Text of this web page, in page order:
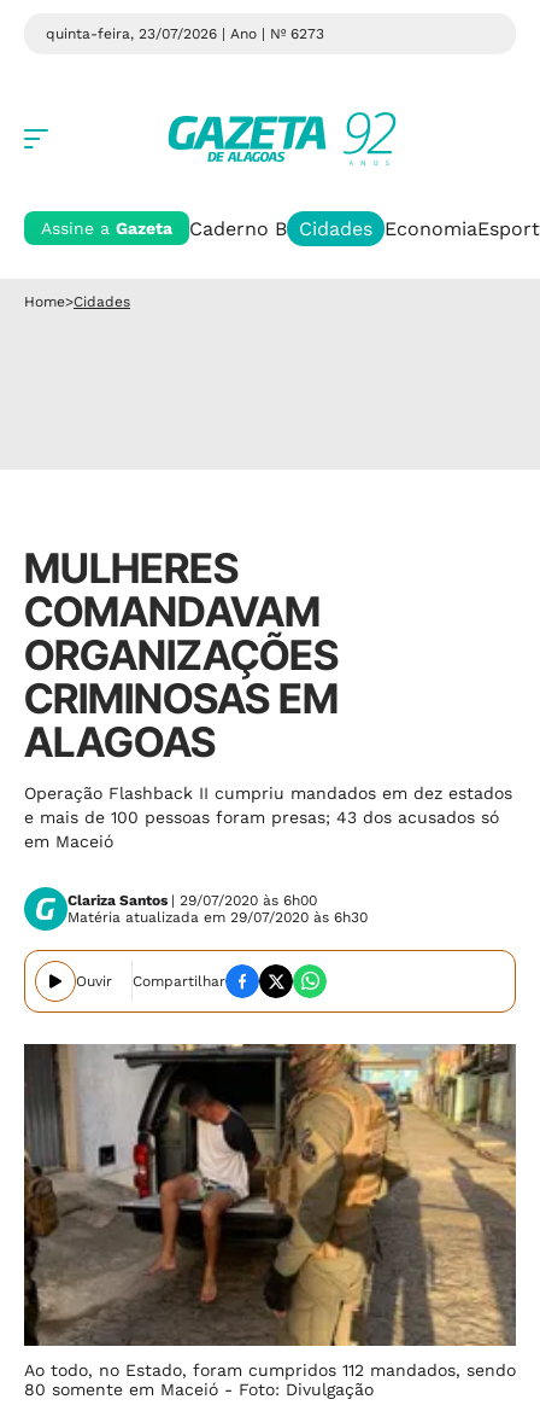
quinta-feira, 23/07/2026 | Ano | Nº 6273
Assine a Gazeta Caderno B Cidades Economia
Home>Cidades
MULHERES
COMANDAVAM
ORGANIZAÇÕES
CRIMINOSAS EM
ALAGOAS
Operação Flashback II cumpriu mandados em dez estados
e mais de 100 pessoas foram presas; 43 dos acusados só
em Maceió
Clariza Santos | 29/07/2020 às 6h00
Matéria atualizada em 29/07/2020 às 6h30
Ouvir Compartilhar
Ao todo, no Estado, foram cumpridos 112 mandados, sendo
80 somente em Maceió - Foto: Divulgação